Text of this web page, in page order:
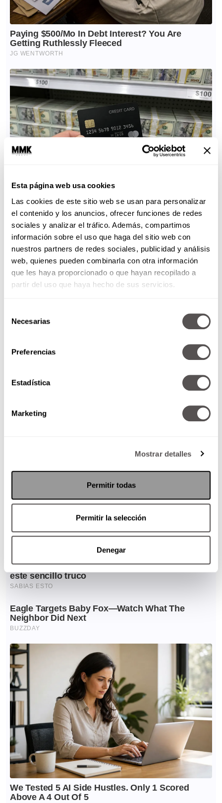
Esta página web usa cookies
Las cookies de este sitio web se usan para personalizar
el contenido y los anuncios, ofrecer funciones de redes
sociales y analizar el tráfico. Además, compartimos
información sobre el uso que haga del sitio web con
nuestros partners de redes sociales, publicidad y análisis
web, quienes pueden combinarla con otra información
que les haya proporcionado o que hayan recopilado a
partir del uso que haya hecho de sus servicios.
Necesarias
Preferencias
Estadística
Marketing
Mostrar detalles
Permitir todas
Permitir la selección
Denegar